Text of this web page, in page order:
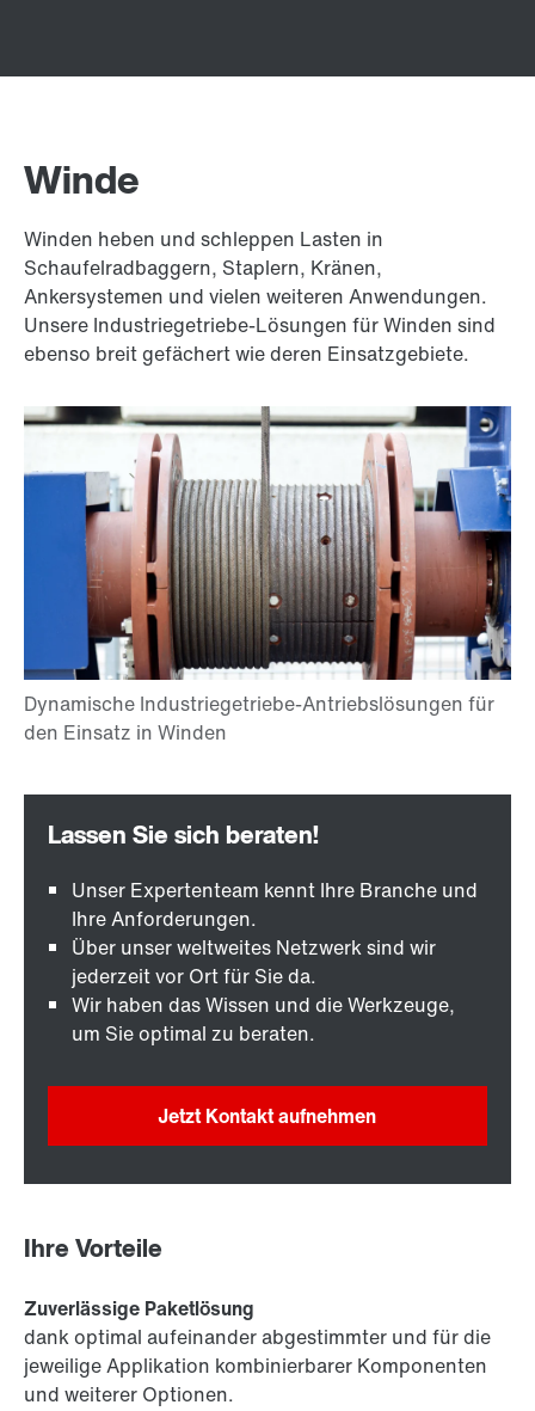
Winde
Winden heben und schleppen Lasten in
Schaufelradbaggern, Staplern, Kränen,
Ankersystemen und vielen weiteren Anwendungen.
Unsere Industriegetriebe-Lösungen für Winden sind
ebenso breit gefächert wie deren Einsatzgebiete.
Unser Expertenteam kennt Ihre Branche und
Ihre Anforderungen.
Über unser weltweites Netzwerk sind wir
jederzeit vor Ort für Sie da.
Wir haben das Wissen und die Werkzeuge,
um Sie optimal zu beraten.
Jetzt Kontakt aufnehmen
Ihre Vorteile
Zuverlässige Paketlösung
dank optimal aufeinander abgestimmter und für die
jeweilige Applikation kombinierbarer Komponenten
und weiterer Optionen.